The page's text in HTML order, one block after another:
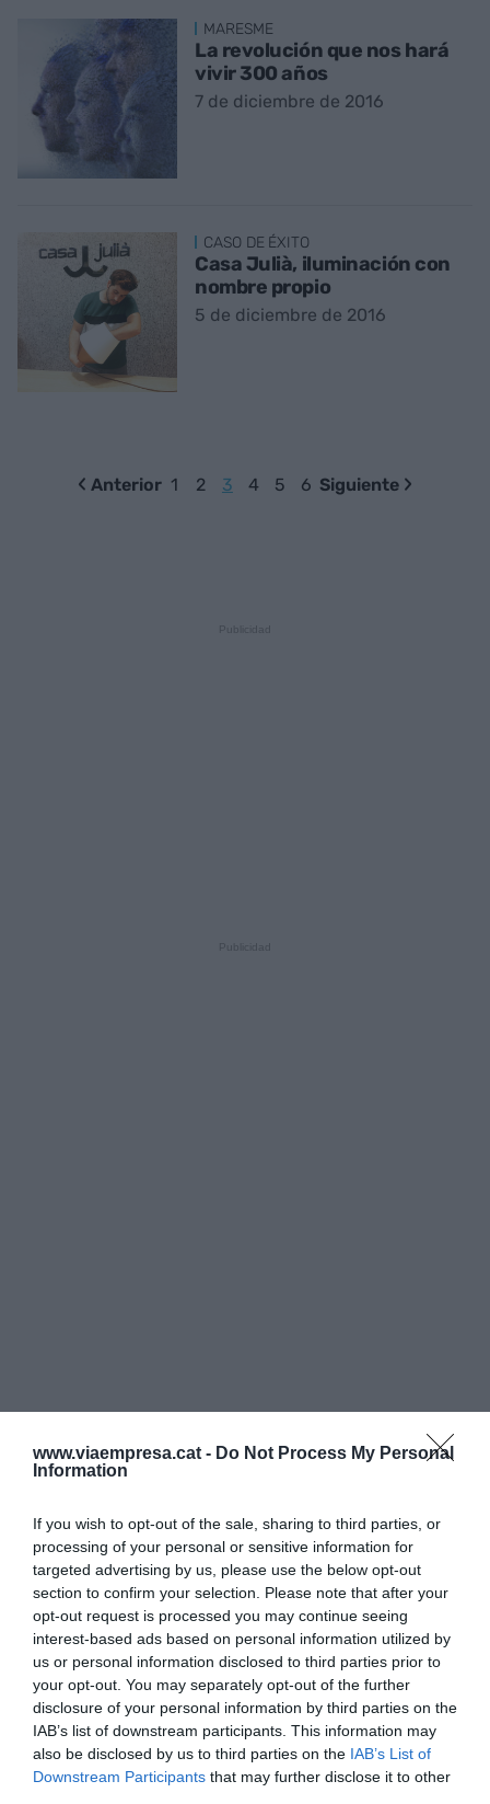
www.viaempresa.cat - Do Not Process My Personal
Information
If you wish to opt-out of the sale, sharing to third parties, or
processing of your personal or sensitive information for
targeted advertising by us, please use the below opt-out
section to confirm your selection. Please note that after your
opt-out request is processed you may continue seeing
interest-based ads based on personal information utilized by
us or personal information disclosed to third parties prior to
your opt-out. You may separately opt-out of the further
disclosure of your personal information by third parties on the
IAB’s list of downstream participants. This information may
also be disclosed by us to third parties on the IAB’s List of
Downstream Participants that may further disclose it to other
MARESME
La revolución que nos hará
vivir 300 años
7 de diciembre de 2016
CASO DE ÉXITO
Casa Julià, iluminación con
nombre propio
5 de diciembre de 2016
Anterior 1 2 3 4 5 6 Siguiente